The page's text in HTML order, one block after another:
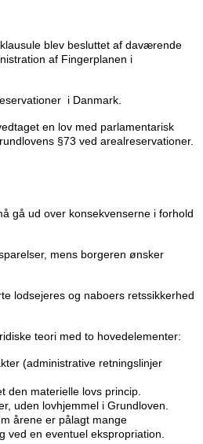
blev besluttet af daværende
af Fingerplanen i
i Danmark.
en lov med parlamentarisk
§73 ved arealreservationer.
gå ud over konsekvenserne i forhold
mens borgeren ønsker
lodsejeres og naboers retssikkerhed
teori med to hovedelementer:
(administrative retningslinjer
den materielle lovs princip.
uden lovhjemmel i Grundloven.
årene er pålagt mange
ved en eventuel ekspropriation.